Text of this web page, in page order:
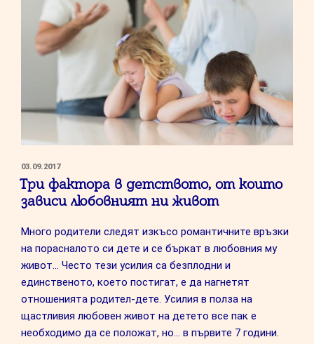
ПУБЛИКУВАНО
НА
03.09.2017
Три фактора в детството, от които
зависи любовният ни живот
Много родители следят изкъсо романтичните връзки
на порасналото си дете и се бъркат в любовния му
живот… Често тези усилия са безплодни и
единственото, което постигат, е да нагнетят
отношенията родител-дете. Усилия в полза на
щастливия любовен живот на детето все пак е
необходимо да се положат, но… в първите 7 години.